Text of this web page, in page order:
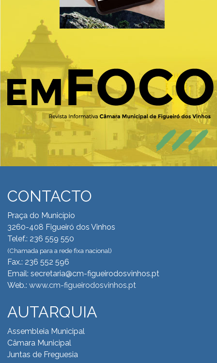
CONTACTO
Praça do Município
3260-408 Figueiró dos Vinhos
Telef.: 236 559 550
(Chamada para a rede fixa nacional)
Fax.: 236 552 596
Email: secretaria@cm-figueirodosvinhos.pt
Web.: www.cm-figueirodosvinhos.pt
AUTARQUIA
Assembleia Municipal
Câmara Municipal
Juntas de Freguesia